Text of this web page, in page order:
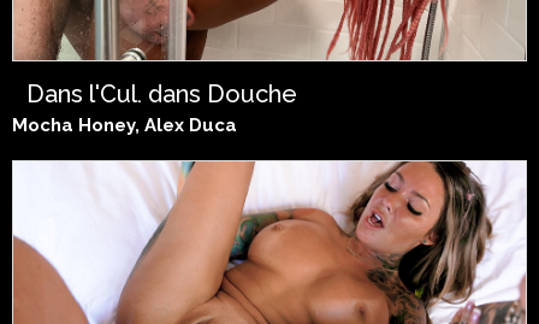
Dans l'Cul, dans Douche
Mocha Honey, Alex Duca